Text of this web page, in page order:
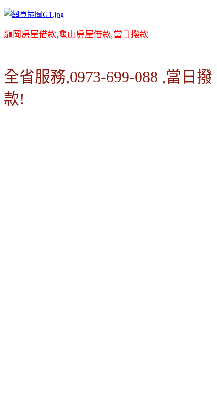
龍岡房屋借款,龜山房屋借款,當日撥款
全省服務,0973-699-088 ,當日撥
款!